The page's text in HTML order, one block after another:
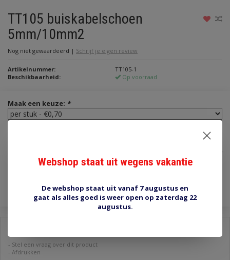
TT105 buiskabelschoen
5mm/10mm2
Nog niet gewaardeerd | Schrijf je eigen review
Artikelnummer:
TT105-1
Beschikbaarheid:
Op voorraad
Maak een keuze: *
€0,70
Toevoegen aan winkelwagen
- Stel een vraag over dit product
- Afdrukken
Webshop staat uit wegens vakantie
De webshop staat uit vanaf 7 augustus en
gaat als alles goed is weer open op zaterdag 22
augustus.